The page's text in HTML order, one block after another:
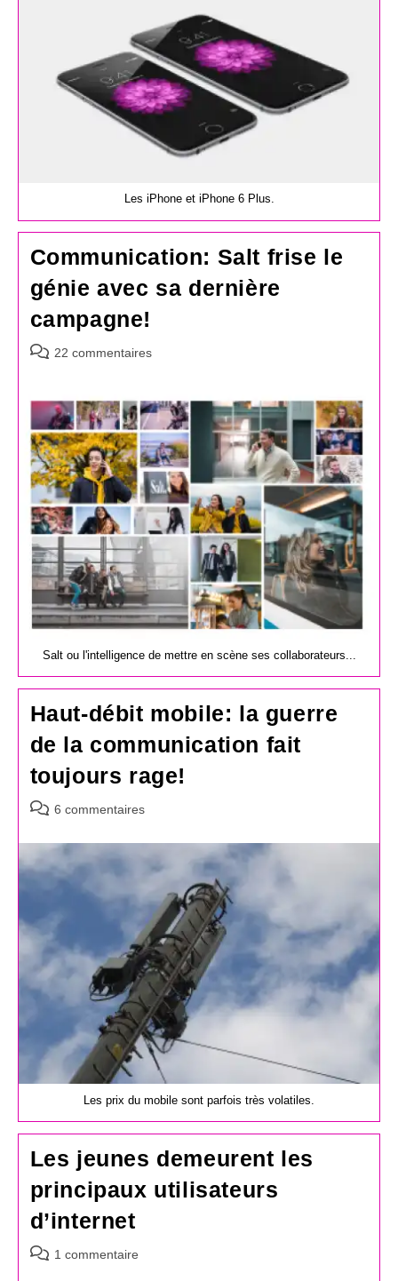
Les iPhone et iPhone 6 Plus.
Communication: Salt frise le
génie avec sa dernière
campagne!
Commentaires
publication :
22 commentaires
Salt ou l'intelligence de mettre en scène ses collaborateurs...
Haut-débit mobile: la guerre
de la communication fait
toujours rage!
Commentaires
la
publication :
6 commentaires
Les prix du mobile sont parfois très volatiles.
Les jeunes demeurent les
principaux utilisateurs
d’internet
Commentaires
1 commentaire